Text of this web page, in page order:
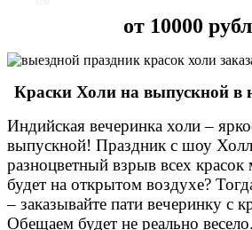
от 10000
Краски Холи на выпускной в
Индийская вечеринка холи –
выпускной! Праздник с шоу
разноцветный взрыв всех
будет на открытом воздухе?
– заказывайте пати вечеринку с
Обещаем будет не реально весело.